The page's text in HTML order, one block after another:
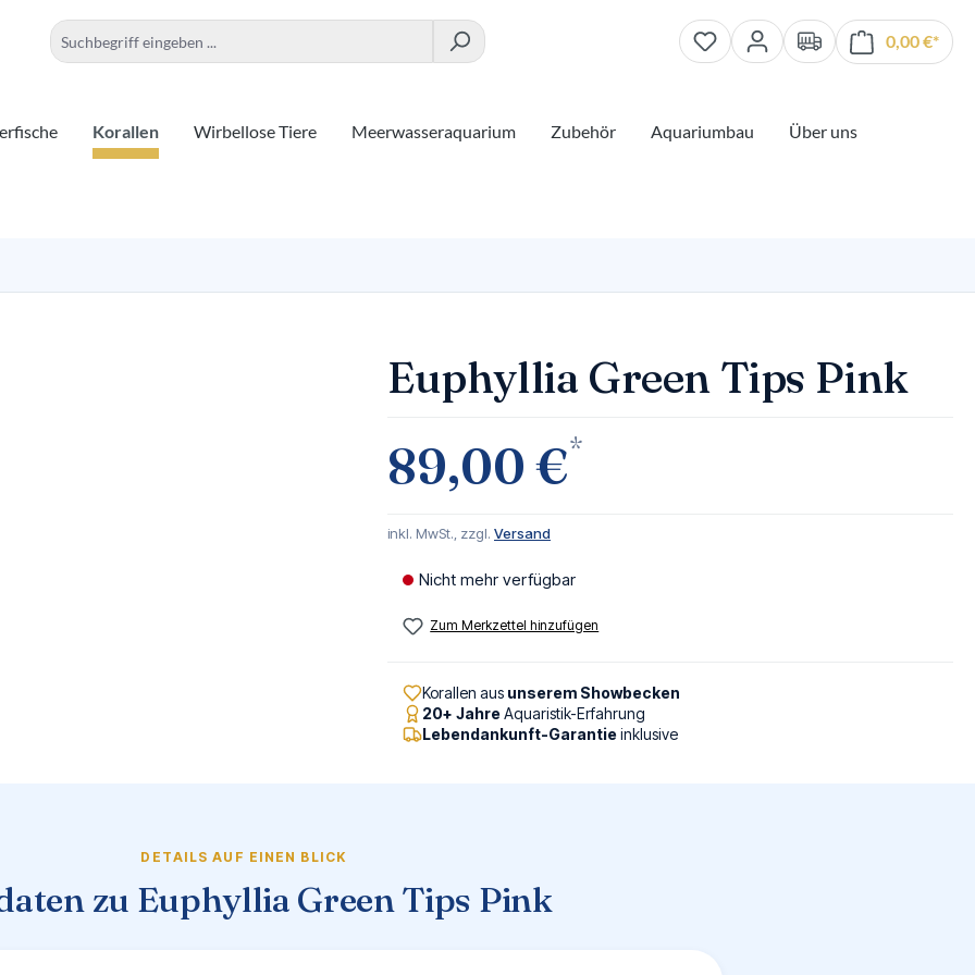
0,00 €*
Korallen Wirbellose Tiere Meerwasseraquarium Zubehör Aquariumbau Über uns
Euphyllia Green Tips Pink
89,00 €*
inkl. MwSt., zzgl. Versand
Nicht mehr verfügbar
Zum Merkzettel hinzufügen
Korallen aus unserem Showbecken
20+ JahreAquaristik-Erfahrung
Lebendankunft-Garantieinklusive
DETAILS AUF EINEN BLICK
zu Euphyllia Green Tips Pink